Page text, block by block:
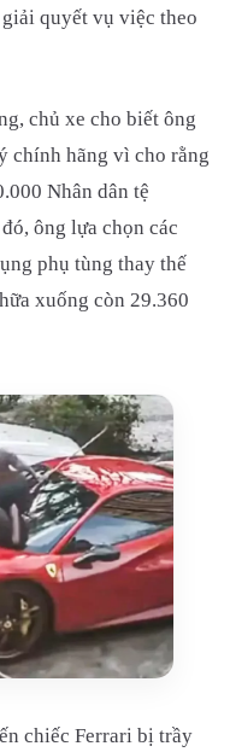
quyết vụ việc theo
chủ xe cho biết ông
chính hãng vì cho rằng
Nhân dân tệ
ông lựa chọn các
phụ tùng thay thế
xuống còn 29.360
chiếc Ferrari bị trầy